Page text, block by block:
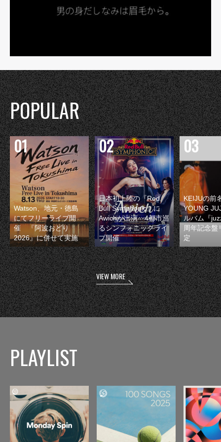
POPULAR
Watson、地元・徳島
にてフリーライブ開
催 『阿波おどり
2026』に併せて実施
日本初上陸の『Red
Bull Symphonic』に
Awichが出演 4都市巡
るシンフォニックライ
ブ開催
KEIJUの前
YOUNG
ルバム『
周年記念盤
定
VIEW MORE
PLAYLIST